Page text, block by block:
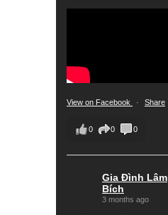
View on Facebook · Share
0 0 0
Gia Đình Lâm
Bích
3 months ago